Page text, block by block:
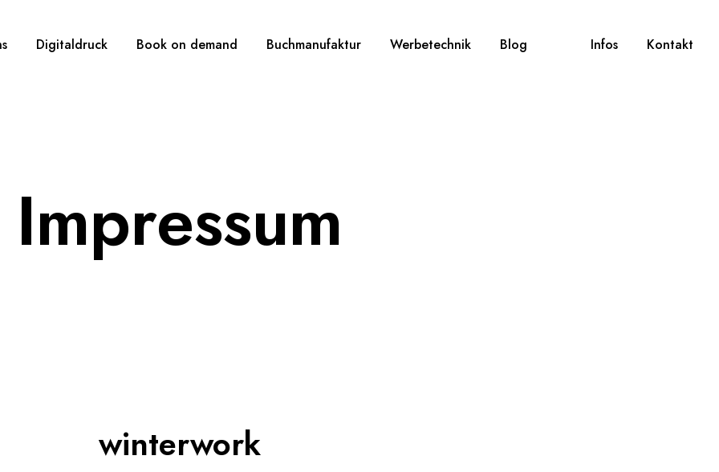
Digitaldruck Book on demand Buchmanufaktur Werbetechnik Blog Infos Kontakt
Impressum
winterwork